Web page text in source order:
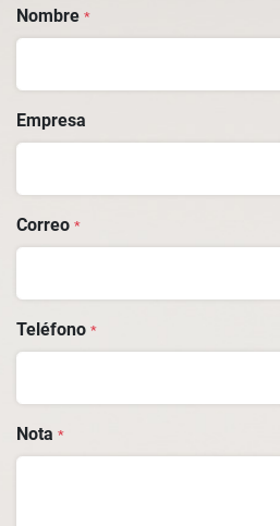
Nombre *
Empresa
Correo *
Teléfono *
Nota *